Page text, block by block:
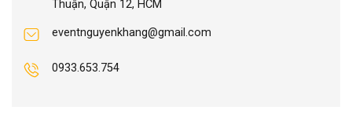
Thuận, Quận 12, HCM
eventnguyenkhang@gmail.com
0933.653.754